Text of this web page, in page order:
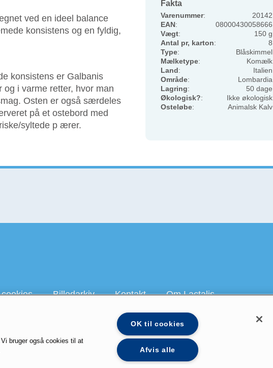
ved en ideel balance
konsistens og en fyldig,
konsistens er Galbanis
i varme retter, hvor man
Osten er også særdeles
på et ostebord med
syltede p ærer.
Fakta
Varenummer:
20142
EAN:
08000430058666
Vægt:
150 g
Antal pr, karton:
8
Type:
Blåskimmel
Mælketype:
Komælk
Land:
Italien
Område:
Lombardia
Lagring:
50 dage
Økologisk?:
Ikke økologisk
Osteløbe: Animalsk Kalv
Billedarkiv Kontakt Om Lactalis
galbani.dk president.dk staystrong.nu Lactalis på LinkedIn
bruger også cookies til at
OK til cookies
Afvis alle